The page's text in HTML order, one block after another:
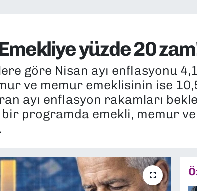
Emekliye yüzde 20
göre Nisan ayı enflasyonu
ve memur emeklisinin ise
ayı enflasyon rakamları
bir programda emekli, memur